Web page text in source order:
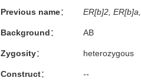
Previous name： ER[b]2,
Background： AB
Zygosity： heterozygous
Construct： --